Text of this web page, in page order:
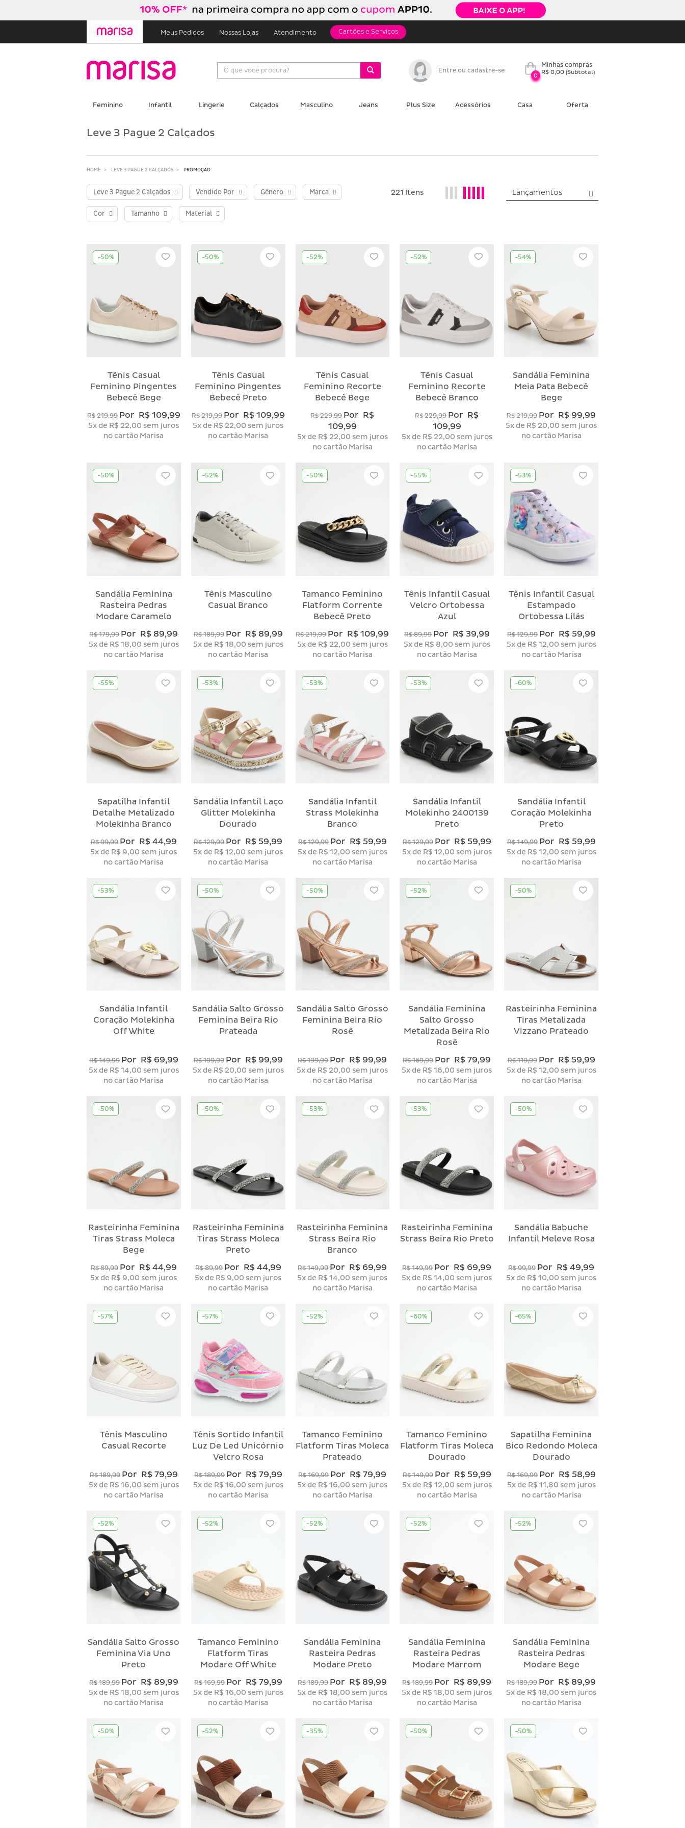
Meus Pedidos Nossas Lojas Atendimento Cartões e Serviços
Entre ou cadastre-se
0
Minhas compras
R$ 0,00 (Subtotal)
Feminino Infantil Lingerie Calçados Masculino Jeans Plus Size Acessórios Casa Oferta
Leve 3 Pague 2 Calçados
HOME LEVE 3 PAGUE 2 CALÇADOS PROMOÇÃO
Leve 3 Pague 2 Calçados Vendido Por Gênero Marca
Cor Tamanho Material
221 Itens
-50%
Tênis Casual
Feminino Pingentes
Bebecê Bege
R$ 219,99 Por R$ 109,99
5x de R$ 22,00 sem juros
no cartão Marisa
-50%
Tênis Casual
Feminino Pingentes
Bebecê Preto
R$ 219,99 Por R$ 109,99
5x de R$ 22,00 sem juros
no cartão Marisa
-52%
Tênis Casual
Feminino Recorte
Bebecê Bege
R$ 229,99 Por R$
109,99
5xde R$ 22,00 sem juros
no cartão Marisa
-52%
Tênis Casual
Feminino Recorte
Bebecê Branco
R$ 229,99 Por R$
109,99
5xde R$ 22,00 sem juros
no cartão Marisa
-54%
Sandália Feminina
Meia Pata Bebecê
Bege
R$ 219,99 Por R$ 99,99
5x de R$ 20,00 sem juros
no cartão Marisa
-50%
Sandália Feminina
Rasteira Pedras
Modare Caramelo
R$ 179,99 Por R$ 89,99
5xde R$ 18,00 sem juros
no cartão Marisa
-52%
Tênis Masculino
Casual Branco
R$ 189,99 Por R$ 89,99
5xde R$ 18,00 sem juros
no cartão Marisa
-50%
Tamanco Feminino
Flatform Corrente
Bebecê Preto
R$ 219,99 Por R$ 109,99
5xde R$ 22,00 sem juros
no cartão Marisa
-55%
Tênis Infantil Casual
Velcro Ortobessa
Azul
R$ 89,99 Por R$ 39,99
5xde R$ 8,00 sem juros
no cartão Marisa
-53%
Tênis Infantil Casual
Estampado
Ortobessa Lilás
R$ 129,99 Por R$ 59,99
5xde R$ 12,00 sem juros
no cartão Marisa
-55%
Sapatilha Infantil
Detalhe Metalizado
Molekinha Branco
R$ 99,99 Por R$ 44,99
5x de R$ 9,00 sem juros
no cartão Marisa
-53%
Sandália Infantil Laço
Glitter Molekinha
Dourado
R$ 129,99 Por R$ 59,99
5x de R$ 12,00 sem juros
no cartão Marisa
-53%
Sandália Infantil
Strass Molekinha
Branco
R$ 129,99 Por R$ 59,99
5xde R$ 12,00 sem juros
no cartão Marisa
-53%
Sandália Infantil
Molekinho 2400139
Preto
R$ 129,99 Por R$ 59,99
5xde R$ 12,00 sem juros
no cartão Marisa
-60%
Sandália Infantil
Coração Molekinha
Preto
R$ 149,99 Por R$ 59,99
5xde R$ 12,00 sem juros
no cartão Marisa
-53%
Sandália Infantil
Coração Molekinha
Off White
R$ 149,99 Por R$ 69,99
5xde R$ 14,00 sem juros
no cartão Marisa
-50%
Sandália Salto Grosso
Feminina Beira Rio
Prateada
R$ 199,99 Por R$ 99,99
5xde R$ 20,00 sem juros
no cartão Marisa
-50%
Sandália Salto Grosso
Feminina Beira Rio
Rosê
R$ 199,99 Por R$ 99,99
5x de R$ 20,00 sem juros
no cartão Marisa
-52%
Sandália Feminina
Salto Grosso
Metalizada Beira Rio
Rosê
R$ 169,99 Por R$ 79,99
5x de R$ 16,00 sem juros
no cartão Marisa
-50%
Rasteirinha Feminina
Tiras Metalizada
Vizzano Prateado
R$ 119,99 Por R$ 59,99
5xde R$ 12,00 sem juros
no cartão Marisa
-50%
Rasteirinha Feminina
Tiras Strass Moleca
Bege
R$ 89,99 Por R$ 44,99
5x de R$ 9,00 sem juros
no cartão Marisa
-50%
Rasteirinha Feminina
Tiras Strass Moleca
Preto
R$ 89,99 Por R$ 44,99
5x de R$ 9,00 sem juros
no cartão Marisa
-53%
Rasteirinha Feminina
Strass Beira Rio
Branco
R$ 149,99 Por R$ 69,99
5x de R$ 14,00 sem juros
no cartão Marisa
-53%
Rasteirinha Feminina
Strass Beira Rio Preto
R$ 149,99 Por R$ 69,99
5x de R$ 14,00 sem juros
no cartão Marisa
-50%
Sandália Babuche
Infantil Meleve Rosa
R$ 99,99 Por R$ 49,99
5x de R$ 10,00 sem juros
no cartão Marisa
-57%
Tênis Masculino
Casual Recorte
R$ 189,99 Por R$ 79,99
5xde R$ 16,00 sem juros
no cartão Marisa
-57%
Tênis Sortido Infantil
Luz De Led Unicórnio
Velcro Rosa
R$ 189,99 Por R$ 79,99
5xde R$ 16,00 sem juros
no cartão Marisa
-52%
Tamanco Feminino
Flatform Tiras Moleca
Prateado
R$ 169,99 Por R$ 79,99
5x de R$ 16,00 sem juros
no cartão Marisa
-60%
Tamanco Feminino
Flatform Tiras Moleca
Dourado
R$ 149,99 Por R$ 59,99
5xde R$ 12,00 sem juros
no cartão Marisa
-65%
Sapatilha Feminina
Bico Redondo Moleca
Dourado
R$ 169,99 Por R$ 58,99
5xde R$ 11,80 sem juros
no cartão Marisa
-52%
Sandália Salto Grosso
Feminina Via Uno
Preto
R$ 189,99 Por R$ 89,99
5xde R$ 18,00 sem juros
no cartão Marisa
-52%
Tamanco Feminino
Flatform Tiras
Modare Off White
R$ 169,99 Por R$ 79,99
5xde R$ 16,00 sem juros
no cartão Marisa
-52%
Sandália Feminina
Rasteira Pedras
Modare Preto
R$ 189,99 Por R$ 89,99
5x de R$ 18,00 sem juros
no cartão Marisa
-52%
Sandália Feminina
Rasteira Pedras
Modare Marrom
R$ 189,99 Por R$ 89,99
5x de R$ 18,00 sem juros
no cartão Marisa
-52%
Sandália Feminina
Rasteira Pedras
Modare Bege
R$ 189,99 Por R$ 89,99
5x de R$ 18,00 sem juros
no cartão Marisa
-50% -52% -35% -50% -50%